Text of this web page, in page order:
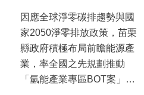
因應全球淨零碳排趨勢與國
家2050淨零排放政策，苗栗
縣政府積極布局前瞻能源產
業，率全國之先規劃推動
「氫能產業專區BOT案」，